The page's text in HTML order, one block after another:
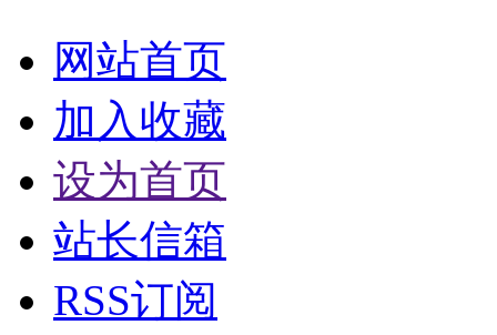
网站首页
加入收藏
设为首页
站长信箱
RSS订阅